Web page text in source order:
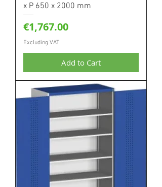
x P 650 x 2000 mm
Price
€1,767.00
Excluding VAT
Add to Cart